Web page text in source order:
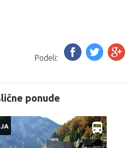
Podeli:
ponude